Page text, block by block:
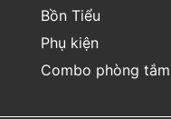
tác động mạnh,
nứt vỡ trước khi lắp
Bồn Tiểu
Phụ kiện
Combo phòng tắm